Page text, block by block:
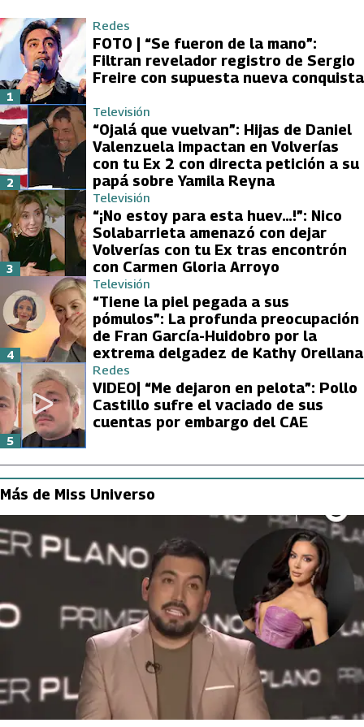
Redes
FOTO | “Se fueron de la mano”:
Filtran revelador registro de Sergio
Freire con supuesta nueva conquista
1
Televisión
“Ojalá que vuelvan”: Hijas de Daniel
Valenzuela impactan en Volverías
con tu Ex 2 con directa petición a su
papá sobre Yamila Reyna
2
Televisión
“¡No estoy para esta huev…!”: Nico
Solabarrieta amenazó con dejar
Volverías con tu Ex tras encontrón
con Carmen Gloria Arroyo
3
Televisión
“Tiene la piel pegada a sus
pómulos”: La profunda preocupación
de Fran García-Huidobro por la
extrema delgadez de Kathy Orellana
4
Redes
VIDEO| “Me dejaron en pelota”: Pollo
Castillo sufre el vaciado de sus
cuentas por embargo del CAE
5
Más de Miss Universo